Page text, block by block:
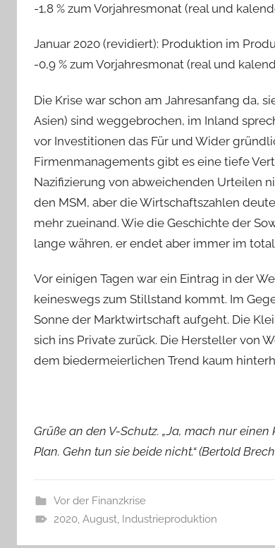
-1,8 % zum Vorjahresmonat (real und
Januar 2020 (revidiert): Produktion im
-0,9 % zum Vorjahresmonat (real und
Die Krise war schon am Jahresanfang da,
Asien) sind weggebrochen, im Inland
vor Investitionen das Für und Wider
Firmenmanagements gibt es eine tiefe
Nazifizierung von abweichenden Urteilen
den MSM, aber die Wirtschaftszahlen
mehr zueinand. Wie die Geschichte der
lange währen, er endet aber immer im
Vor einigen Tagen war ein Eintrag in der
keineswegs zum Stillstand kommt. Im
Sonne der Marktwirtschaft aufgeht. Die
sich ins Private zurück. Die Hersteller von
dem biedermeierlichen Trend kaum
Grüße an den V-Schutz. „Ja, mach nur
Plan. Gehn tun sie beide nicht.“ (Bertold
Vor der Finanzkrise
2020, August, Industrieproduktion